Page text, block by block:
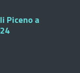
Piceno a